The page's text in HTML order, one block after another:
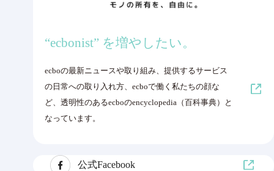
“ecbonist” を増やしたい。
ecboの最新ニュースや取り組み、提供するサービス
の日常への取り入れ方、ecboで働く私たちの顔な
ど、透明性のあるecboのencyclopedia（百科事典）と
なっています。
公式Facebook